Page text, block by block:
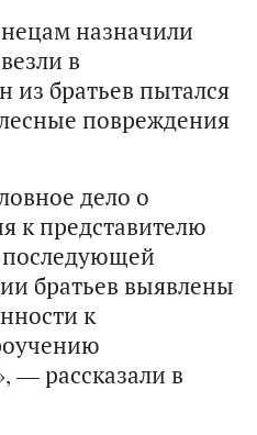
назначили
в
братьев пытался
повреждения
дело о
к представителю
последующей
братьев выявлены
к
— рассказали в